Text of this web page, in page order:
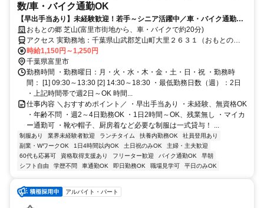
数/車・バイク通勤OK
【早出手当あり】未経験歓迎！若手～シニア活躍中／車・バイク通勤可
（ガソリン代規定支給／駐車場完備）
おもとの郷 芝山(富里市街地から、車・バイクで約20分)
アクセス 実勤務地：千葉県山武郡芝山町大里２６３１（おもとの郷
芝山／富里市街地から、車・バイクで約20分）
時給1,150円～1,250円
千葉県富里市
勤務時間 ・勤務曜日：月・火・水・木・金・土・日・祝 ・勤務時
間： [1] 09:30～13:30 [2] 14:30～18:30 ・最低勤務日数（週）：2日
・上記時間帯で週2日～OK 時間...
仕事内容 ＼おすすめポイント／ ・早出手当あり ・未経験、無資格OK
・年齢不問 ・週2～4日勤務OK ・1日2時間～OK、残業無し ・マイカ
ー通勤可 ・靴や帽子、厨房着など必要な制服は一式貸与！ ...
制服あり 業界未経験者歓迎 ランチタイム 扶養内勤務OK
社員登用あり
副業・WワークOK
1日4時間以内OK 土日祝のみOK
主婦・主夫歓迎
60代も応募可
資格取得支援あり フリーター歓迎 バイク通勤OK
早朝
シフト自由
学歴不問 車通勤OK 即日勤務OK 職場見学可 平日のみOK
アルバイト・パート